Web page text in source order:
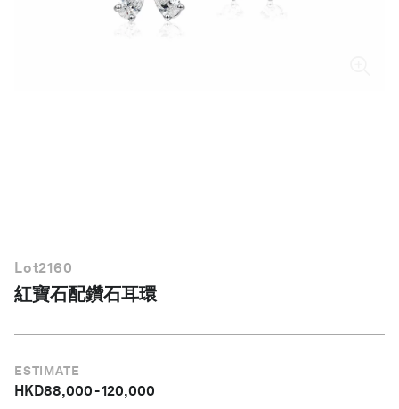
Lot2160
紅寶石配鑽石耳環
ESTIMATE
HKD88,000-120,000